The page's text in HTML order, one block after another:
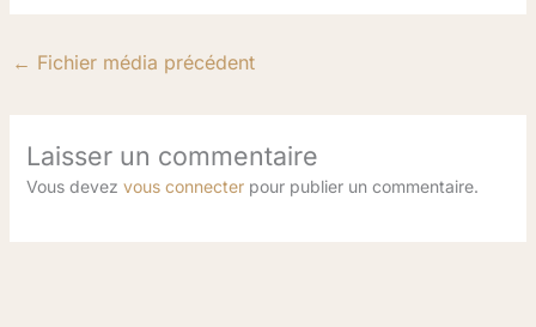
← Fichier média précédent
Laisser un commentaire
Vous devez vous connecterpour publier un commentaire.